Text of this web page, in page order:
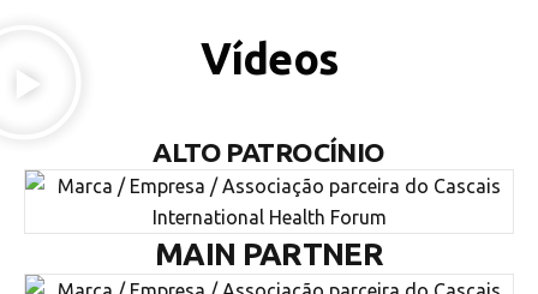
Vídeos
ALTO PATROCÍNIO
MAIN PARTNER